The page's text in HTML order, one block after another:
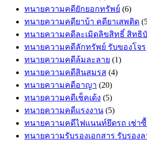
ทนายความคดียักยอกทรัพย์ (6)
ทนายความคดียาบ้า คดียาเสพติด
ทนายความคดีละเมิดลิขสิทธิ์ สิทธิ
ทนายความคดีลักทรัพย์ รับของโจร
ทนายความคดีล้มละลาย (1)
ทนายความคดีสินสมรส (4)
ทนายความคดีอาญา (20)
ทนายความคดีเช็คเด้ง (5)
ทนายความคดีแรงงาน (5)
ทนายความคดีไฟแนนท์ยึดรถ เช่า
ทนายความรับรองเอกสาร รับรอง